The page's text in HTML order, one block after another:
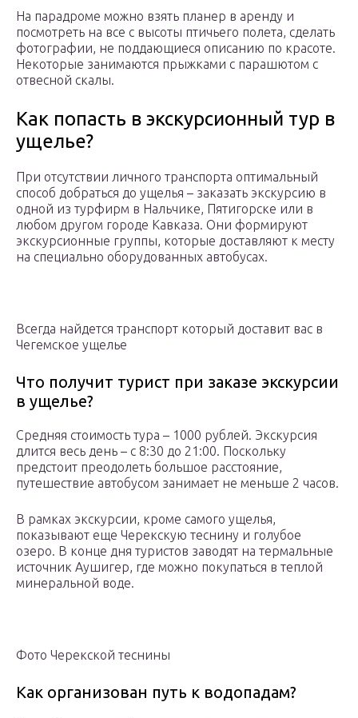
На парадроме можно взять планер в аренду и
посмотреть на все с высоты птичьего полета, сделать
фотографии, не поддающиеся описанию по красоте.
Некоторые занимаются прыжками с парашютом с
отвесной скалы.
Как попасть в экскурсионный тур в
ущелье?
При отсутствии личного транспорта оптимальный
способ добраться до ущелья – заказать экскурсию в
одной из турфирм в Нальчике, Пятигорске или в
любом другом городе Кавказа. Они формируют
экскурсионные группы, которые доставляют к месту
на специально оборудованных автобусах.
Всегда найдется транспорт который доставит вас в
Чегемское ущелье
Что получит турист при заказе экскурсии
в ущелье?
Средняя стоимость тура – 1000 рублей. Экскурсия
длится весь день – с 8:30 до 21:00. Поскольку
предстоит преодолеть большое расстояние,
путешествие автобусом занимает не меньше 2 часов.
В рамках экскурсии, кроме самого ущелья,
показывают еще Черекскую теснину и голубое
озеро. В конце дня туристов заводят на термальные
источник Аушигер, где можно покупаться в теплой
минеральной воде.
Фото Черекской теснины
Как организован путь к водопадам?